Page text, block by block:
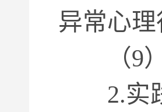
异常心
（9）
2.实践